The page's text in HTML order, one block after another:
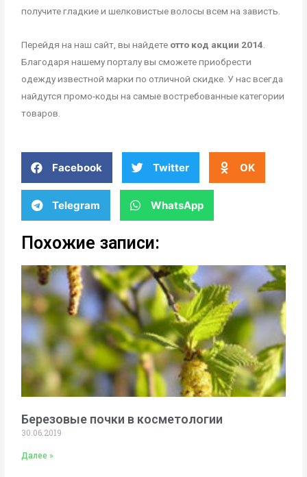
получите гладкие и шелковистые волосы всем на зависть.
Перейдя на наш сайт, вы найдете отто код акции 2014
Благодаря нашему порталу вы сможете приобрести
одежду известной марки по отличной скидке. У нас всегда
найдутся промо-коды на самые востребованные категории
товаров.
Facebook Twitter OK
Telegram WhatsApp
Похожие записи:
Березовые почки в косметологии
30.06.2019
Далее »